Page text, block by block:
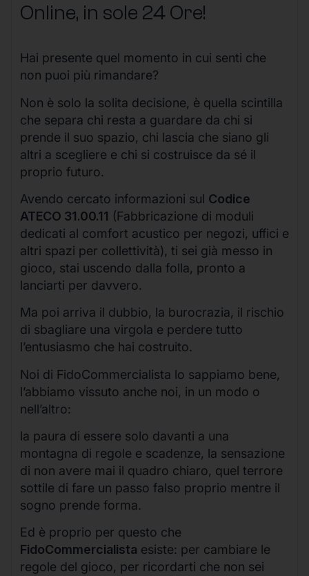
Online, in sole 24 Ore!
Hai presente quel momento in cui senti che
non puoi più rimandare?
Non è solo la solita decisione, è quella scintilla
che separa chi resta a guardare da chi si
prende il suo spazio, chi lascia che siano gli
altri a scegliere e chi si costruisce da sé il
proprio futuro.
Avendo cercato informazioni sul Codice
ATECO 31.00.11 (Fabbricazione di moduli
dedicati al comfort acustico per negozi, uffici e
altri spazi per collettività), ti sei già messo in
gioco, stai uscendo dalla folla, pronto a
lanciarti per davvero.
Ma poi arriva il dubbio, la burocrazia, il rischio
di sbagliare una virgola e perdere tutto
l’entusiasmo che hai costruito.
Noi di FidoCommercialista lo sappiamo bene,
l’abbiamo vissuto anche noi, in un modo o
nell’altro:
la paura di essere solo davanti a una
montagna di regole e scadenze, la sensazione
di non avere mai il quadro chiaro, quel terrore
sottile di fare un passo falso proprio mentre il
sogno prende forma.
Ed è proprio per questo che
FidoCommercialista esiste: per cambiare le
regole del gioco, per ricordarti che non sei